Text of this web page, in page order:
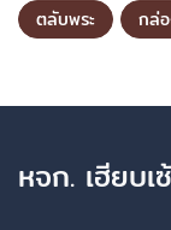
ตลับพระ
กล่
หจก. เฮียบ